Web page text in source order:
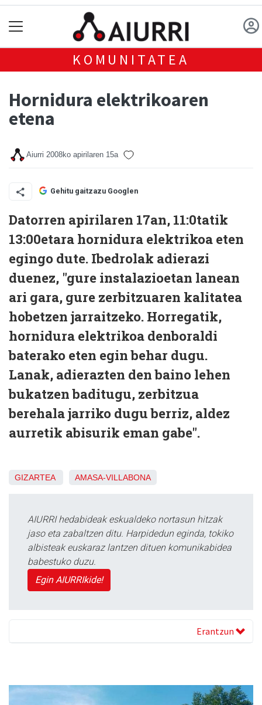
KOMUNITATEA
Hornidura elektrikoaren
etena
Aiurri 2008ko apirilaren 15a
Gehitu gaitzazu Googlen
Datorren apirilaren 17an, 11:0tatik
13:00etara hornidura elektrikoa eten
egingo dute. Ibedrolak adierazi
duenez, "gure instalazioetan lanean
ari gara, gure zerbitzuaren kalitatea
hobetzen jarraitzeko. Horregatik,
hornidura elektrikoa denboraldi
baterako eten egin behar dugu.
Lanak, adierazten den baino lehen
bukatzen baditugu, zerbitzua
berehala jarriko dugu berriz, aldez
aurretik abisurik eman gabe".
GIZARTEA AMASA-VILLABONA
AIURRI hedabideak eskualdeko nortasun hitzak
jaso eta zabaltzen ditu. Harpidedun eginda, tokiko
albisteak euskaraz lantzen dituen komunikabidea
babestuko duzu.
Egin AIURRIkide!
Erantzun